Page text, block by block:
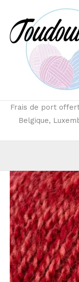
contenu
Frais de port
Belgique,